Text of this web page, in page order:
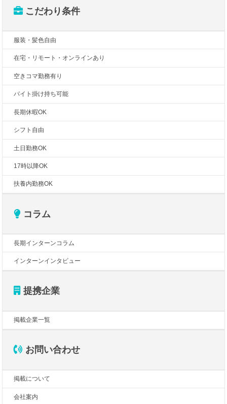
こだわり条件
服装・髪色自由
在宅・リモート・オンラインあり
空きコマ勤務有り
バイト掛け持ち可能
長期休暇OK
シフト自由
土日勤務OK
17時以降OK
扶養内勤務OK
コラム
長期インターンコラム
インターンインタビュー
提携企業
掲載企業一覧
お問い合わせ
掲載について
会社案内